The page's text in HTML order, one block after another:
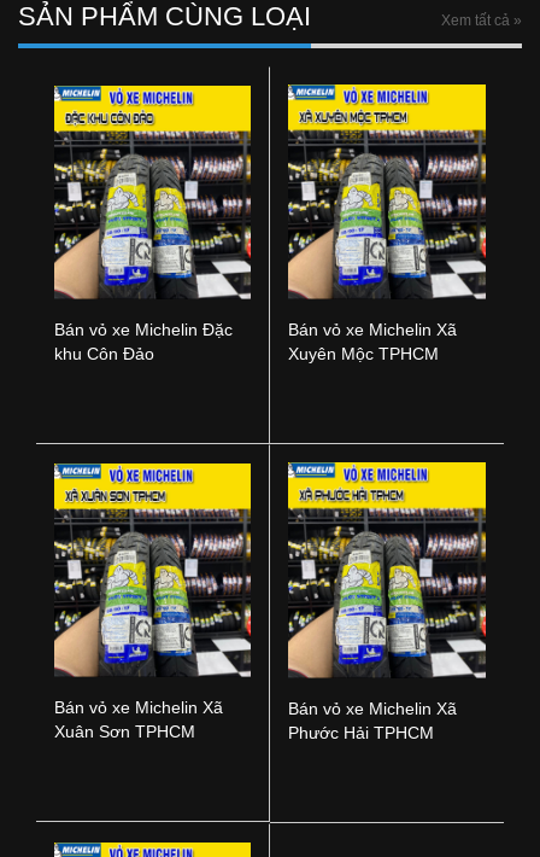
SẢN PHẨM CÙNG LOẠI Xem tất cả »
Bán vỏ xe Michelin Đặc
khu Côn Đảo
Bán vỏ xe Michelin Xã
Xuyên Mộc TPHCM
Bán vỏ xe Michelin Xã
Xuân Sơn TPHCM
Bán vỏ xe Michelin Xã
Phước Hải TPHCM